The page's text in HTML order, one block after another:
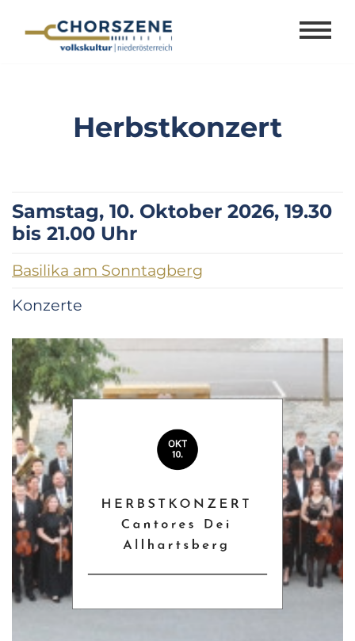
Herbstkonzert
Samstag, 10. Oktober 2026, 19.30
bis 21.00 Uhr
Basilika am Sonntagberg
Konzerte